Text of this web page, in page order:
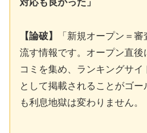
対応も良かった」
【論破】
「新規オープン＝
流す情報です。オープン直後
コミを集め、ランキングサイ
として掲載されることがゴ
も利息地獄は変わりません。